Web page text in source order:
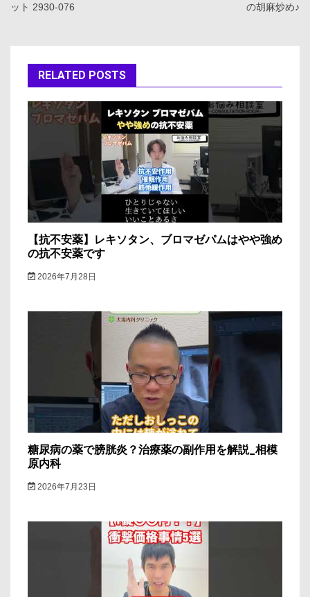
ゲ
ー
ョ
ン
ット 2930-076 の胡麻炒め♪
RELATED POSTS
【抗不安薬】レキソタン、ブロマゼパムはやや強め
の抗不安薬です
2026年7月28日
糖尿病の薬で膀胱炎？治療薬の副作用を解説_相模
原内科
2026年7月23日